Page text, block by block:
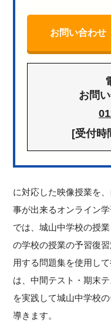
お問い合わせ
お問
[受付時
に対応した映像授業を
事が出来るオンライン
では、城山中学校の授
の学校の授業の予習復
用する問題集を使用し
は、中間テスト・期末
を実践して城山中学校
導きます。